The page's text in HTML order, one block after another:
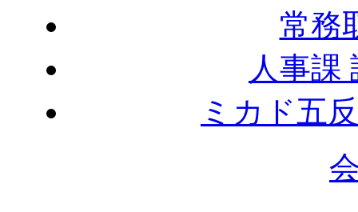
常務
人事課
ミカド五